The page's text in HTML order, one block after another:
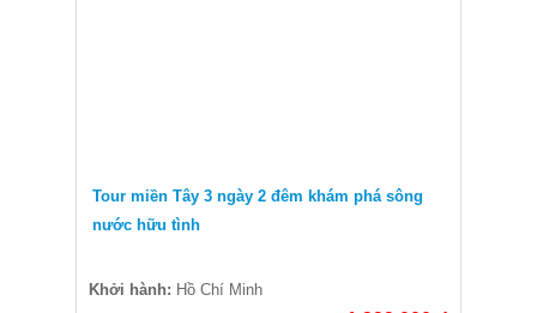
Tour miền Tây 3 ngày 2 đêm khám phá sông
nước hữu tình
Khởi hành: Hồ Chí Minh